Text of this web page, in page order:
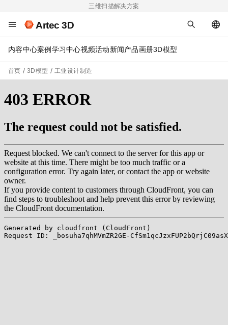
三维扫描解决方案
Artec 3D
内容中心案例 学习中心视频活动新闻产品画册3D模型
首页 3D模型 工业设计制造